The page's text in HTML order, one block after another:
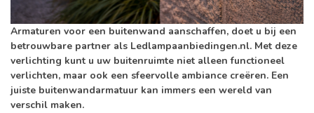
Armaturen voor een buitenwand aanschaffen, doet u bij een
betrouwbare partner als Ledlampaanbiedingen.nl. Met deze
verlichting kunt u uw buitenruimte niet alleen functioneel
verlichten, maar ook een sfeervolle ambiance creëren. Een
juiste buitenwandarmatuur kan immers een wereld van
verschil maken.